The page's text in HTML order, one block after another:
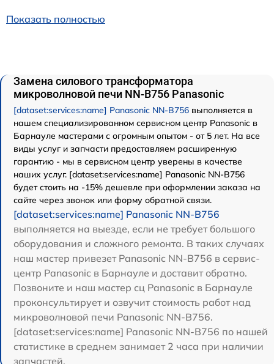
Показать полностью
Замена силового трансформатора
микроволновой печи NN-B756 Panasonic
[dataset:services:name] Panasonic NN-B756 выполняется в
нашем специализированном сервисном центр Panasonic в
Барнауле мастерами с огромным опытом - от 5 лет. На все
виды услуг и запчасти предоставляем расширенную
гарантию - мы в сервисном центр уверены в качестве
наших услуг. [dataset:services:name] Panasonic NN-B756
будет стоить на -15% дешевле при оформлении заказа на
сайте через звонок или форму обратной связи.
[dataset:services:name] Panasonic NN-B756
выполняется на выезде, если не требует большого
оборудования и сложного ремонта. В таких случаях
наш мастер привезет Panasonic NN-B756 в сервис-
центр Panasonic в Барнауле и доставит обратно.
Позвоните и наш мастер сц Panasonic в Барнауле
проконсультирует и озвучит стоимость работ над
микроволновой печи Panasonic NN-B756.
[dataset:services:name] Panasonic NN-B756 по нашей
статистике в среднем занимает 2 часа при наличии
запчастей.